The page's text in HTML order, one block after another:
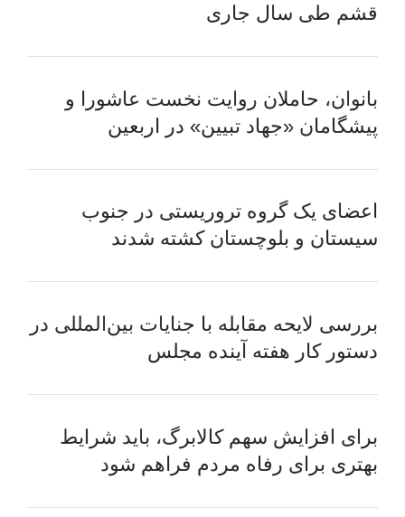
قشم طی سال جاری
بانوان، حاملان روایت نخست عاشورا و
پیشگامان «جهاد تبیین» در اربعین
اعضای یک گروه تروریستی در جنوب
سیستان و بلوچستان کشته شدند
بررسی لایحه مقابله با جنایات بین‌المللی در
دستور کار هفته آینده مجلس
برای افزایش سهم کالابرگ، باید شرایط
بهتری برای رفاه مردم فراهم شود